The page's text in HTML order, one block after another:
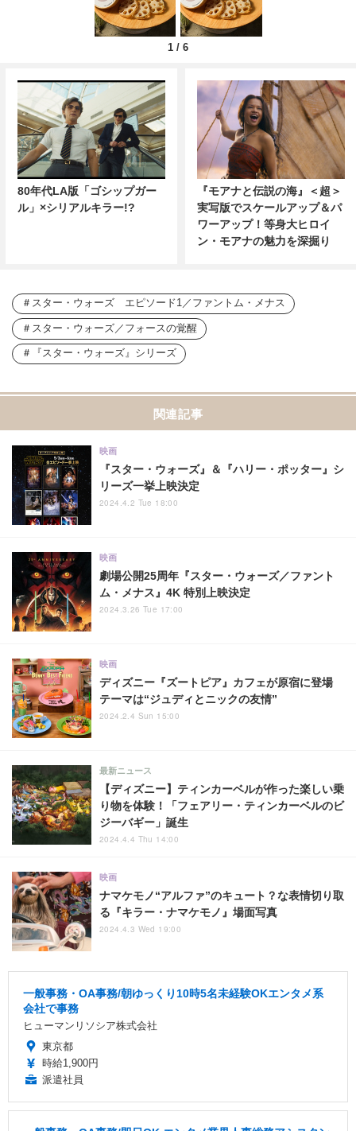
1 / 6
80年代LA版「ゴシップガー
ル」×シリアルキラー!?
『モアナと伝説の海』＜超＞
実写版でスケールアップ＆パ
ワーアップ！等身大ヒロイ
ン・モアナの魅力を深掘り
スター・ウォーズ エピソード1／ファントム・メナス
スター・ウォーズ／フォースの覚醒
『スター・ウォーズ』シリーズ
関連記事
『スター・ウォーズ』＆『ハリー・ポッター』シ
リーズ一挙上映決定
映画
2024.4.2 Tue 18:00
劇場公開25周年『スター・ウォーズ／ファント
ム・メナス』4K 特別上映決定
映画
2024.3.26 Tue 17:00
ディズニー『ズートピア』カフェが原宿に登場
テーマは“ジュディとニックの友情”
映画
2024.2.4 Sun 15:00
【ディズニー】ティンカーベルが作った楽しい乗
り物を体験！「フェアリー・ティンカーベルのビ
ジーバギー」誕生
最新ニュース
2024.4.4 Thu 14:00
ナマケモノ“アルファ”のキュート？な表情切り取
る『キラー・ナマケモノ』場面写真
映画
2024.4.3 Wed 19:00
一般事務・OA事務/朝ゆっくり10時5名未経験OKエンタメ系
会社で事務
ヒューマンリソシア株式会社
東京都
時給1,900円
派遣社員